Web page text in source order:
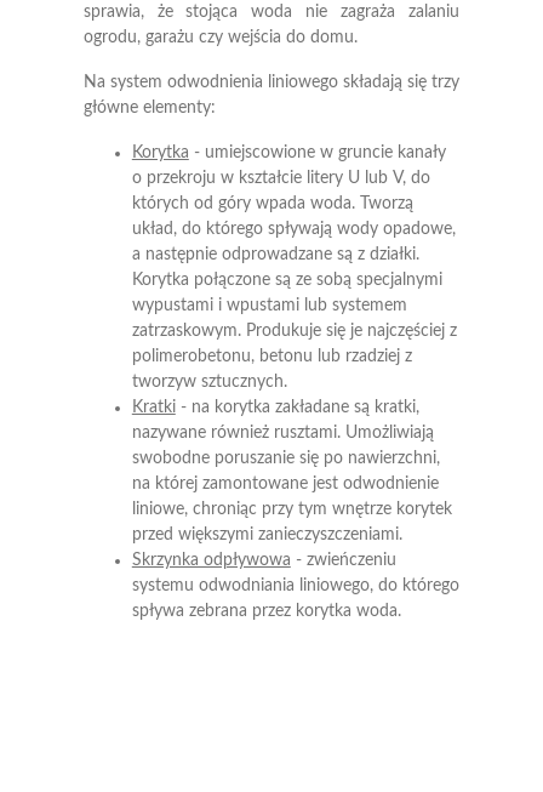
sprawia, że stojąca woda nie zagraża zalaniu
ogrodu, garażu czy wejścia do domu.
Na system odwodnienia liniowego składają się trzy
główne elementy:
Korytka - umiejscowione w gruncie kanały
o przekroju w kształcie litery U lub V, do
których od góry wpada woda. Tworzą
układ, do którego spływają wody opadowe,
a następnie odprowadzane są z działki.
Korytka połączone są ze sobą specjalnymi
wypustami i wpustami lub systemem
zatrzaskowym. Produkuje się je najczęściej z
polimerobetonu, betonu lub rzadziej z
tworzyw sztucznych.
Kratki- na korytka zakładane są kratki,
nazywane również rusztami. Umożliwiają
swobodne poruszanie się po nawierzchni,
na której zamontowane jest odwodnienie
liniowe, chroniąc przy tym wnętrze korytek
przed większymi zanieczyszczeniami.
Skrzynka odpływowa - zwieńczeniu
systemu odwodniania liniowego, do którego
spływa zebrana przez korytka woda.